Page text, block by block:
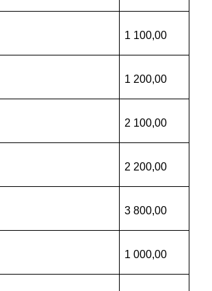
1 100,00
1 200,00
2 100,00
2 200,00
3 800,00
1 000,00